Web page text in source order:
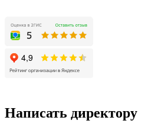
Написать директору